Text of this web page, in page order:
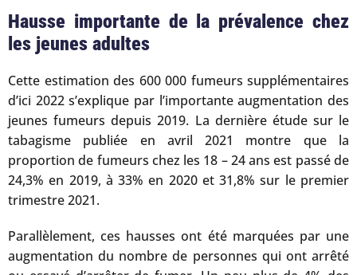
Hausse importante de la prévalence chez
les jeunes adultes
Cette estimation des 600 000 fumeurs supplémentaires
d’ici 2022 s’explique par l’importante augmentation des
jeunes fumeurs depuis 2019. La dernière étude sur le
tabagisme publiée en avril 2021 montre que la
proportion de fumeurs chez les 18 – 24 ans est passé de
24,3% en 2019, à 33% en 2020 et 31,8% sur le premier
trimestre 2021.
Parallèlement, ces hausses ont été marquées par une
augmentation du nombre de personnes qui ont arrêté